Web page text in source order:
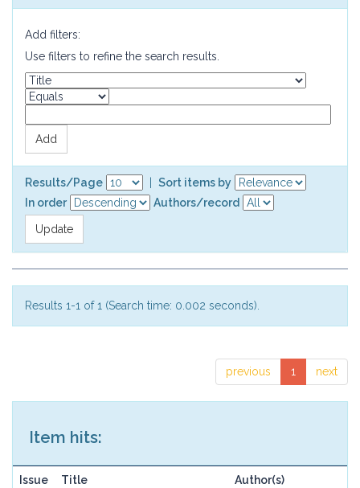
Add filters:
Use filters to refine the search results.
Results/Page
Sort items by
In order
Authors/record
Results 1-1 of 1 (Search time: 0.002 seconds).
previous 1 next
Item hits:
Issue Title Author(s)